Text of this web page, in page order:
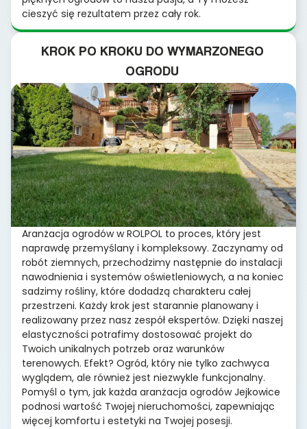
cieszyć się rezultatem przez cały rok.
KROK PO KROKU DO WYMARZONEGO
OGRODU
Aranżacja ogrodów w ROLPOL to proces, który jest
naprawdę przemyślany i kompleksowy. Zaczynamy od
robót ziemnych, przechodzimy następnie do instalacji
nawodnienia i systemów oświetleniowych, a na koniec
sadzimy rośliny, które dodadzą charakteru całej
przestrzeni. Każdy krok jest starannie planowany i
realizowany przez nasz zespół ekspertów. Dzięki naszej
elastyczności potrafimy dostosować projekt do
Twoich unikalnych potrzeb oraz warunków
terenowych. Efekt? Ogród, który nie tylko zachwyca
wyglądem, ale również jest niezwykle funkcjonalny.
Pomyśl o tym, jak każda aranżacja ogrodów Jejkowice
podnosi wartość Twojej nieruchomości, zapewniając
więcej komfortu i estetyki na Twojej posesji.